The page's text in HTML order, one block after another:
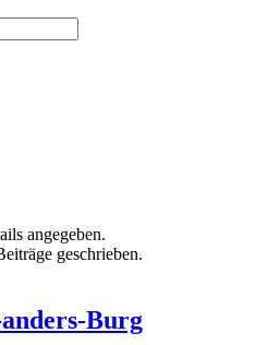
angegeben.
geschrieben.
Burg